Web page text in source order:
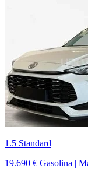
1.5 Standard
19.690 € Gasolina |